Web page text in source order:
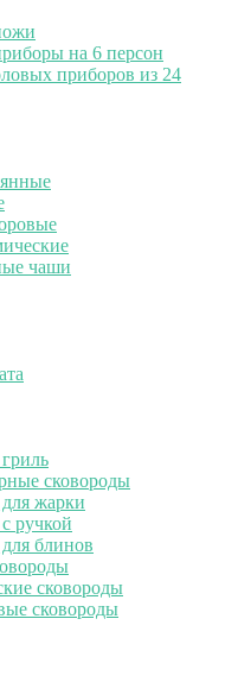
на 6 персон
приборов из 24
чаши
сковороды
жарки
ручкой
блинов
сковороды
сковороды